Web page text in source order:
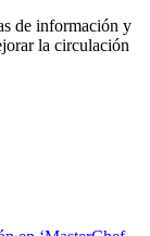
de información y
la circulación